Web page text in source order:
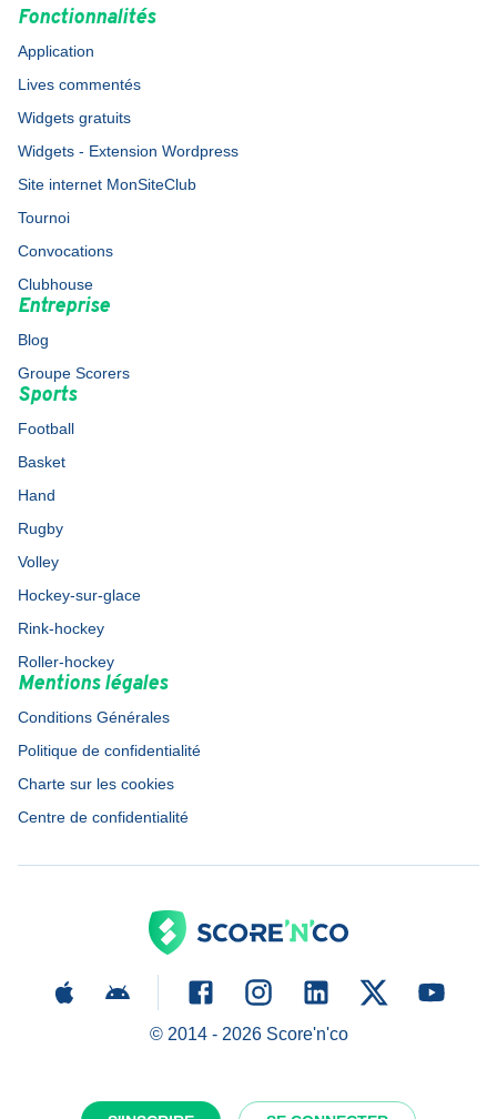
Fonctionnalités
Application
Lives commentés
Widgets gratuits
Widgets - Extension Wordpress
Site internet MonSiteClub
Tournoi
Convocations
Clubhouse
Entreprise
Blog
Groupe Scorers
Sports
Football
Basket
Hand
Rugby
Volley
Hockey-sur-glace
Rink-hockey
Roller-hockey
Mentions légales
Conditions Générales
Politique de confidentialité
Charte sur les cookies
Centre de confidentialité
© 2014 - 2026Score'n'co